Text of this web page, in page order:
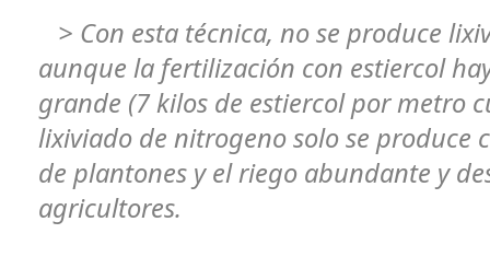
> Con esta técnica, no se produce
aunque la fertilización con estiercol
grande (7 kilos de estiercol por metro
lixiviado de nitrogeno solo se produce
de plantones y el riego abundante y
agricultores.